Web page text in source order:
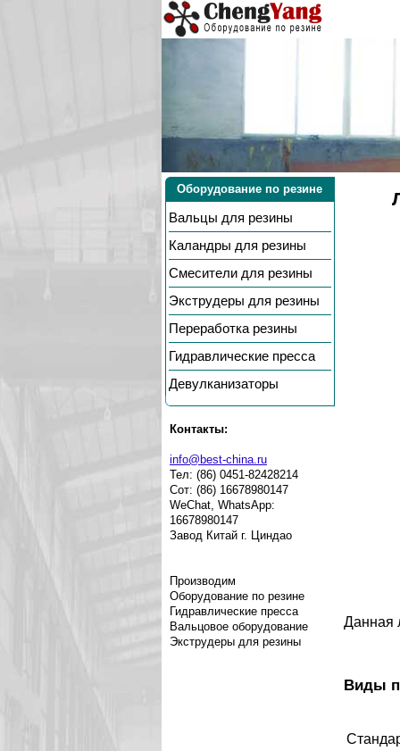
Оборудование по резине
Вальцы для резины
Каландры для резины
Смесители для резины
Экструдеры для резины
Переработка резины
Гидравлические пресса
Девулканизаторы
Контакты:
info@best-china.ru
Тел: (86) 0451-82428214
Сот: (86) 16678980147
WeChat, WhatsApp:
16678980147
Завод Китай г. Циндао
Производим
Оборудование по резине
Гидравлические пресса
Вальцовое оборудование
Экструдеры для резины
Данная
Виды